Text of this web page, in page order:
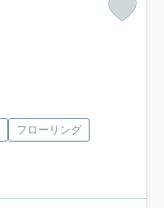
フローリング